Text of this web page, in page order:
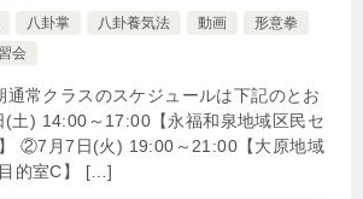
八卦掌 八卦養気法 動画
形意拳
会
通常クラスのスケジュールは下記のとお
土) 14:00～17:00【永福和泉地域区民セ
②7月7日(火) 19:00～21:00【大原地域
的室C】 […]